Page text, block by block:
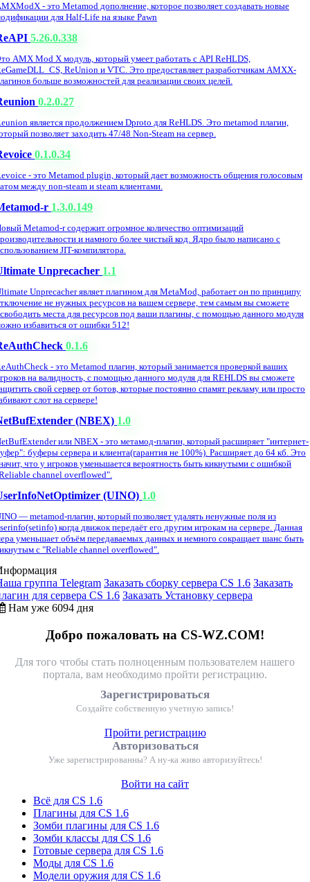
- это Metamod дополнение, которое позволяет создавать новые
для Half-Life на языке Pawn
5.26.0.338
AMX Mod X модуль, который умеет работать с API ReHLDS,
ReUnion и VTC. Это предоставляет разработчикам AMXX-
больше возможностей для реализации своих целей.
0.2.0.27
является продолжением Dproto для ReHLDS. Это metamod плагин,
позволяет заходить 47/48 Non-Steam на сервер.
0.1.0.34
- это Metamod plugin, который дает возможность общения голосовым
между non-steam и steam клиентами.
r 1.3.0.149
Metamod-r содержит огромное количество оптимизаций
и намного более чистый код. Ядро было написано с
JIT-компилятора.
Unprecacher 1.1
Unprecacher являет плагином для MetaMod, работает он по принципу
не нужных ресурсов на вашем сервере, тем самым вы сможете
места для ресурсов под ваши плагины, с помощью данного модуля
избавиться от ошибки 512!
0.1.6
- это Metamod плагин, который занимается проверкой ваших
на валидность, с помощью данного модуля для REHLDS вы сможете
свой сервер от ботов, которые постоянно спамят рекламу или просто
слот на сервере!
(NBEX) 1.0
или NBEX - это метамод-плагин, который расширяет "интернет-
буферы сервера и клиента(гарантия не 100%). Расширяет до 64 кб. Это
что у игроков уменьшается вероятность быть кикнутыми с ошибкой
channel overflowed".
(UINO) 1.0
— metamod-плагин, который позволяет удалять ненужные поля из
когда движок передаёт его другим игрокам на сервере. Данная
уменьшает объём передаваемых данных и немного сокращает шанс быть
с "Reliable channel overflowed".
группа Telegram Заказать сборку сервера CS 1.6 Заказать
для сервера CS 1.6 Заказать Установку сервера
Нам уже 6094 дня
Добро пожаловать на CS-WZ.COM!
Для того чтобы стать полноценным пользователем нашего
портала, вам необходимо пройти регистрацию.
Зарегистрироваться
Создайте собственную учетную запись!
Пройти регистрацию
Авторизоваться
Уже зарегистрированны? А ну-ка живо авторизуйтесь!
Войти на сайт
Всё для CS 1.6
Плагины для CS 1.6
Зомби плагины для CS 1.6
Зомби классы для CS 1.6
Готовые сервера для CS 1.6
Моды для CS 1.6
Модели оружия для CS 1.6